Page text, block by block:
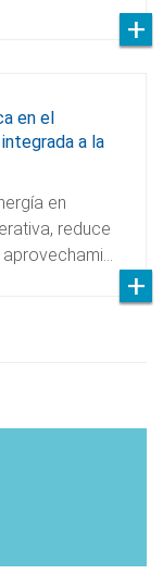
en el
a la
en
reduce